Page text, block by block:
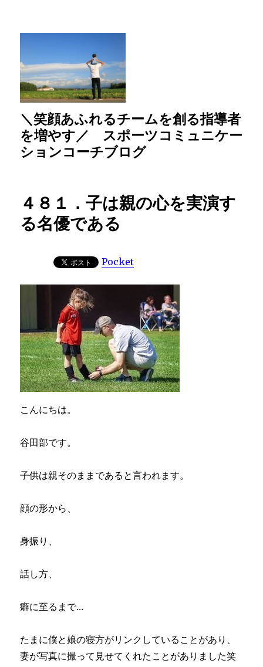
＼笑顔あふれるチームを創る指導者
を増やす／ スポーツコミュニケー
ションコーチブログ
４８１．子は親の心を実演す
る名優である
Pocket
こんにちは。
谷田部です。
子供は親そのままであると言われます。
顔の形から、
身振り、
話し方、
癖に至るまで…
たまに僕と娘の寝方がリンクしていることがあり、
妻が写真に撮って見せてくれたことがありました笑